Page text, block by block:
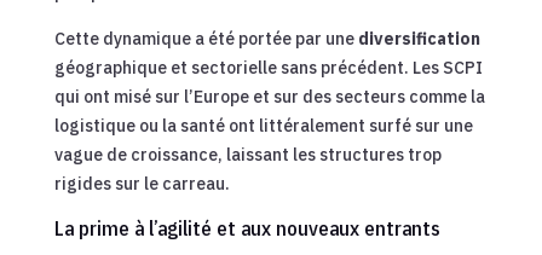
Cette dynamique a été portée par une diversification
géographique et sectorielle sans précédent. Les SCPI
qui ont misé sur l’Europe et sur des secteurs comme la
logistique ou la santé ont littéralement surfé sur une
vague de croissance, laissant les structures trop
rigides sur le carreau.
La prime à l’agilité et aux nouveaux entrants